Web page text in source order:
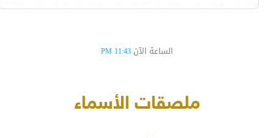
الساعة الآن 11:43 PM
ملصقات الأسماء